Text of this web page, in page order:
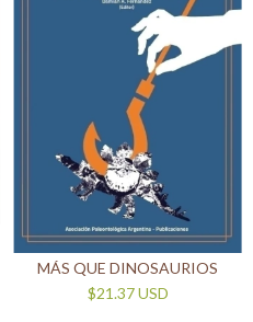
MÁS QUE DINOSAURIOS
$21.37 USD